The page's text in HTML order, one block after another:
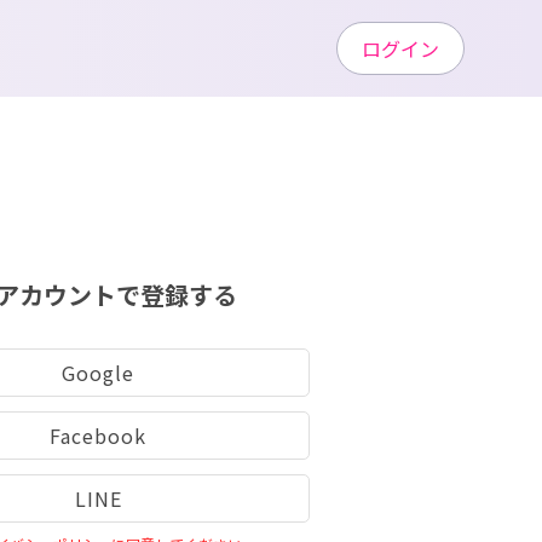
カウントで登録する
Google
Facebook
LINE
ログイン